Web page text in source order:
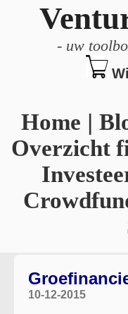
- uw
Home |
Overzicht
10-12-2015